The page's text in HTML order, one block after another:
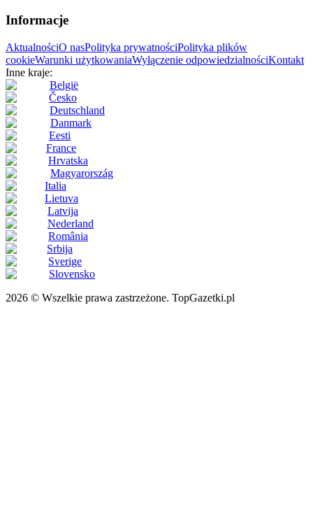
Informacje
AktualnościO nasPolityka prywatnościPolityka plików
cookieWarunki użytkowaniaWyłączenie odpowiedzialnościKontakt
Inne kraje:
België
Česko
Deutschland
Danmark
Eesti
France
Hrvatska
Magyarország
Italia
Lietuva
Latvija
Nederland
România
Srbija
Sverige
Slovensko
2026 © Wszelkie prawa zastrzeżone. TopGazetki.pl